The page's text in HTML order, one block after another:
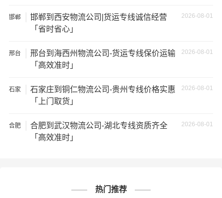
可能需要支付额外的费用来修复或替换物品，导致经济损
# 秦皇岛专线
# 秦皇岛货运
# 秦皇岛物流
# 物流专线
# 物流公司
邯郸 2026-08-01
邯郸到西安物流公司|货运专线诚信经营
「省时省心」
邢台 2026-08-01
邢台到海西州物流公司-货运专线保价运输
「高效准时」
石家
2026-08-01
石家庄到铜仁物流公司-贵州专线价格实惠
「上门取货」
合肥 2026-08-01
合肥到武汉物流公司-湖北专线资质齐全
「高效准时」
热门推荐